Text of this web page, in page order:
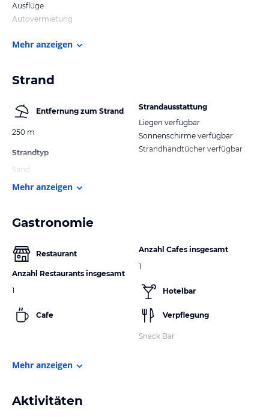
Ausflüge
Autovermietung
Mehr anzeigen
Strand
Entfernung zum Strand
250 m
Strandtyp
Sand
Strandausstattung
Liegen verfügbar
Sonnenschirme verfügbar
Strandhandtücher verfügbar
Mehr anzeigen
Gastronomie
Restaurant
Anzahl Restaurants insgesamt
1
Cafe
Anzahl Cafes insgesamt
1
Hotelbar
Verpflegung
Snack Bar
Mehr anzeigen
Aktivitäten